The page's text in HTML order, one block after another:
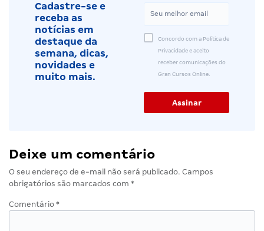
Cadastre-se e
receba as
notícias em
destaque da
semana, dicas,
novidades e
muito mais.
Concordo com a Política de
Privacidade e aceito
receber comunicações do
Gran Cursos Online.
Deixe um comentário
O seu endereço de e-mail não será publicado. Campos
obrigatórios são marcados com *
Comentário *